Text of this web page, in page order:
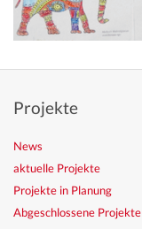
Projekte
News
aktuelle Projekte
Projekte in Planung
Abgeschlossene Projekte